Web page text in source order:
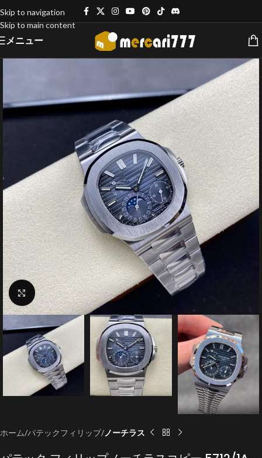
Skip to navigation
Skip to main content
メニュー
クリックで拡大
ホーム パテックフィリップ ノーチラス